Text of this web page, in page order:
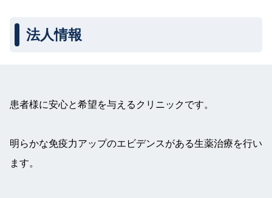
法人情報
患者様に安心と希望を与えるクリニックです。
明らかな免疫力アップのエビデンスがある生薬治療を行い
ます。